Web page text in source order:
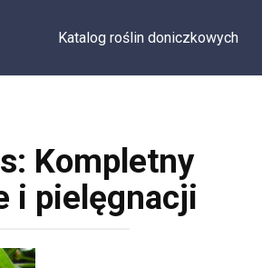
Katalog roślin doniczkowych
Kompletny
i pielęgnacji